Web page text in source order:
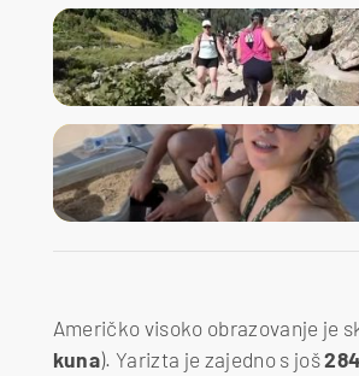
Američko visoko obrazovanje je
kuna). Yarizta je zajedno s još